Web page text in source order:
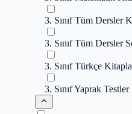
3. Sınıf Tüm Dersler
3. Sınıf Tüm Dersler
3. Sınıf Türkçe
3. Sınıf Yaprak Testler